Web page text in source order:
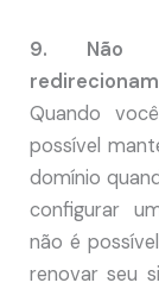
9. Não
Quando
possível
domínio
configurar
não é
renovar seu